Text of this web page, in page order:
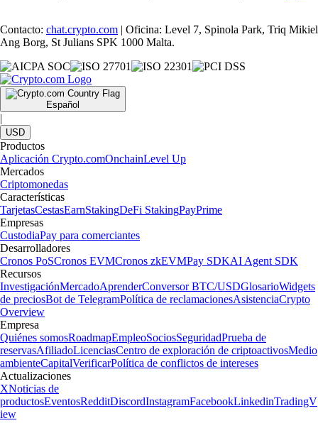
Contacto: chat.crypto.com | Oficina: Level 7, Spinola Park, Triq Mikiel
Ang Borg, St Julians SPK 1000 Malta.
Español
|
USD
Productos
Aplicación Crypto.comOnchainLevel Up
Mercados
Criptomonedas
Características
TarjetasCestasEarnStakingDeFi StakingPayPrime
Empresas
CustodiaPay para comerciantes
Desarrolladores
Cronos PoSCronos EVMCronos zkEVMPay SDKAI Agent SDK
Recursos
InvestigaciónMercadoAprenderConversor BTC/USDGlosarioWidgets
de preciosBot de TelegramPolítica de reclamacionesAsistenciaCrypto
Overview
Empresa
Quiénes somosRoadmapEmpleoSociosSeguridadPrueba de
reservasAfiliadoLicenciasCentro de exploración de criptoactivosMedio
ambienteCapitalVerificarPolítica de conflictos de intereses
Actualizaciones
XNoticias de
productosEventosRedditDiscordInstagramFacebookLinkedinTradingV
iew